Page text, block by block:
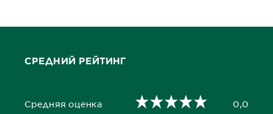
СРЕДНИЙ РЕЙТИНГ
Средняя оценка
0,0 out of 5 stars 0,0